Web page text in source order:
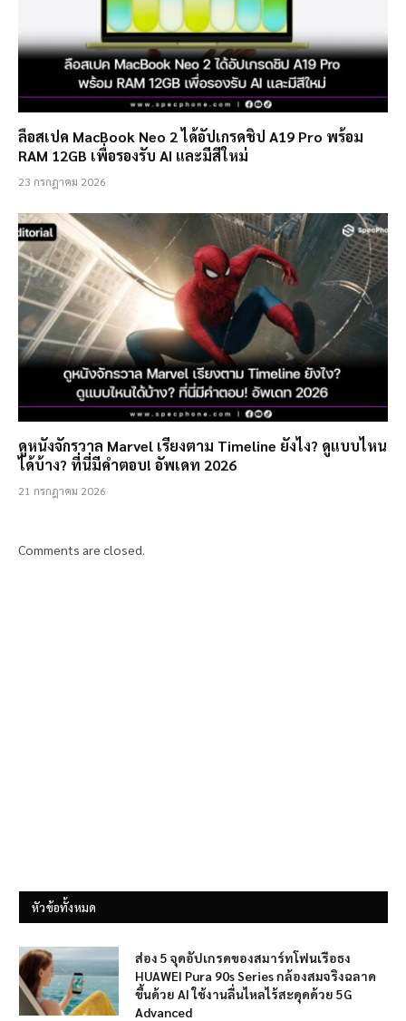
ลือสเปค MacBook Neo 2 ได้อัปเกรดชิป A19 Pro พร้อม
RAM 12GB เพื่อรองรับ AI และมีสีใหม่
23 กรกฎาคม 2026
ดูหนังจักรวาล Marvel เรียงตาม Timeline ยังไง? ดูแบบไหน
ได้บ้าง? ที่นี่มีคำตอบ! อัพเดท 2026
21 กรกฎาคม 2026
Comments are closed.
หัวข้อทั้งหมด
ส่อง 5 จุดอัปเกรดของสมาร์ทโฟนเรือธง
HUAWEI Pura 90s Series กล้องสมจริงฉลาด
ขึ้นด้วย AI ใช้งานลื่นไหลไร้สะดุดด้วย 5G
Advanced